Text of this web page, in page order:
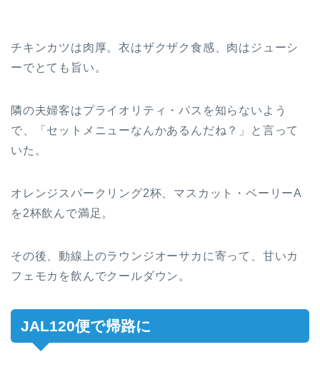
チキンカツは肉厚。衣はザクザク食感、肉はジューシ
ーでとても旨い。
隣の夫婦客はプライオリティ・パスを知らないよう
で、「セットメニューなんかあるんだね？」と言って
いた。
オレンジスパークリング2杯、マスカット・ベーリーA
を2杯飲んで満足。
その後、動線上のラウンジオーサカに寄って、甘いカ
フェモカを飲んでクールダウン。
JAL120便で帰路に